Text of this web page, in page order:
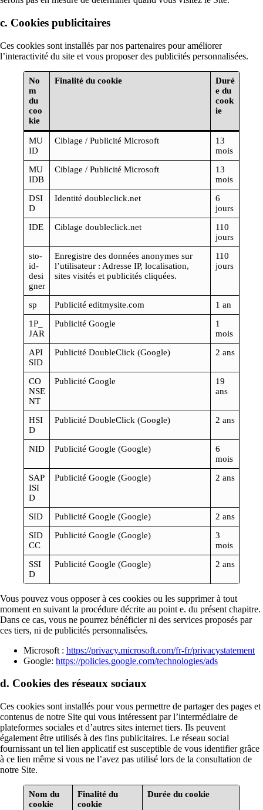
c. Cookies publicitaires
Ces cookies sont installés par nos partenaires pour améliorer
l’interactivité du site et vous proposer des publicités personnalisées.
No
m
du
coo
kie
Finalité du cookie
Duré
e du
cook
ie
MU
ID
Ciblage / Publicité Microsoft
13
mois
MU
IDB
Ciblage / Publicité Microsoft
13
mois
DSI
D
Identité doubleclick.net
6
jours
IDE
Ciblage doubleclick.net
110
jours
sto-
id-
desi
gner
Enregistre des données anonymes sur
l’utilisateur : Adresse IP, localisation,
sites visités et publicités cliquées.
110
jours
sp Publicité editmysite.com
1 an
1P_
JAR
Publicité Google
1
mois
API
SID
Publicité DoubleClick (Google) 2 ans
CO
NSE
NT
Publicité Google
19
ans
HSI
D
Publicité DoubleClick (Google) 2 ans
NID Publicité Google (Google)
6
mois
SAP
ISI
D
Publicité Google (Google) 2 ans
SID Publicité Google (Google)
2 ans
SID
CC
Publicité Google (Google)
3
mois
SSI
D
Publicité Google (Google) 2 ans
Vous pouvez vous opposer à ces cookies ou les supprimer à tout
moment en suivant la procédure décrite au point e. du présent chapitre.
Dans ce cas, vous ne pourrez bénéficier ni des services proposés par
ces tiers, ni de publicités personnalisées.
Microsoft : https://privacy.microsoft.com/fr-fr/privacystatement
Google: https://policies.google.com/technologies/ads
d. Cookies des réseaux sociaux
Ces cookies sont installés pour vous permettre de partager des pages et
contenus de notre Site qui vous intéressent par l’intermédiaire de
plateformes sociales et d’autres sites internet tiers. Ils peuvent
également être utilisés à des fins publicitaires. Le réseau social
fournissant un tel lien applicatif est susceptible de vous identifier grâce
à ce lien même si vous ne l’avez pas utilisé lors de la consultation de
notre Site.
Nom du
cookie
Finalité du
cookie
Durée du cookie